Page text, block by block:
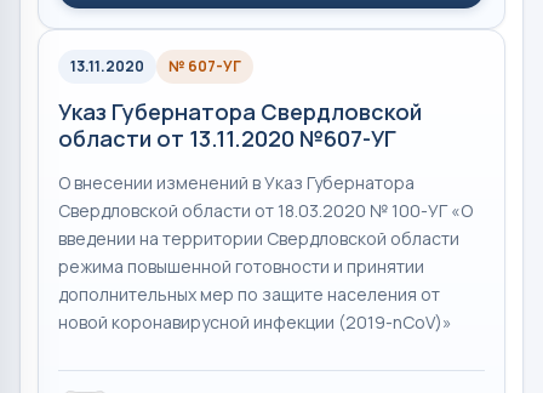
13.11.2020 № 607-УГ
Указ Губернатора Свердловской
области от 13.11.2020 №607-УГ
О внесении изменений в Указ Губернатора
Свердловской области от 18.03.2020 № 100-УГ «О
введении на территории Свердловской области
режима повышенной готовности и принятии
дополнительных мер по защите населения от
новой коронавирусной инфекции (2019-nCoV)»